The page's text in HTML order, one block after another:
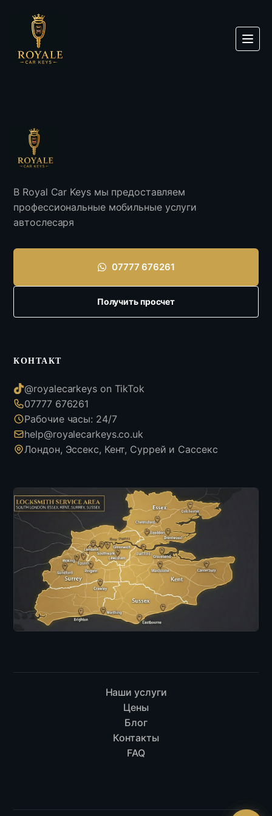
В Royal Car Keys мы предоставляем
профессиональные мобильные услуги
автослесаря
07777 676261
Получить просчет
КОНТАКТ
@royalecarkeys on TikTok
07777 676261
Рабочие часы: 24/7
help@royalecarkeys.co.uk
Лондон, Эссекс, Кент, Суррей и Сассекс
Наши услуги
Цены
Блог
Контакты
FAQ